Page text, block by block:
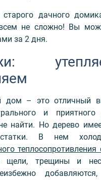
старого дачного
не сложно! Вы
за 2 дня.
дом – это отличный
и
найти. Но дерево
В нем
теплосопротивления
щели, трещины и
добавляются,